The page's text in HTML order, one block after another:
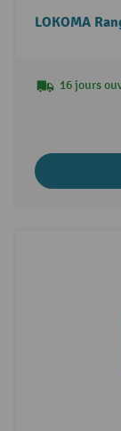
LOKOMA
16 jours